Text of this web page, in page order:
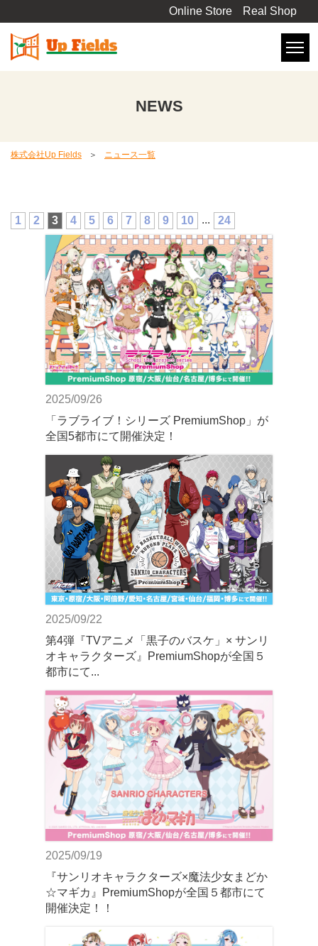
Online Store Real Shop
NEWS
株式会社Up Fields ニュース一覧
1 2 3 4 5 6 7 8 9 10 ... 24
2025/09/26
「ラブライブ！シリーズ PremiumShop」が
全国5都市にて開催決定！
2025/09/22
第4弾『TVアニメ「黒子のバスケ」× サンリ
オキャラクターズ』PremiumShopが全国５
都市にて...
2025/09/19
『サンリオキャラクターズ×魔法少女まどか
☆マギカ』PremiumShopが全国５都市にて
開催決定！！